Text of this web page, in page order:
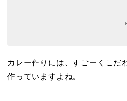
カレー作りには、すごーくこだ
作っていますよね。